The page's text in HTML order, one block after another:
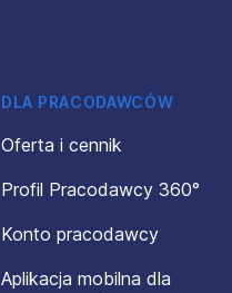
DLA PRACODAWCÓW
Oferta i cennik
Profil Pracodawcy 360°
Konto pracodawcy
Aplikacja mobilna dla